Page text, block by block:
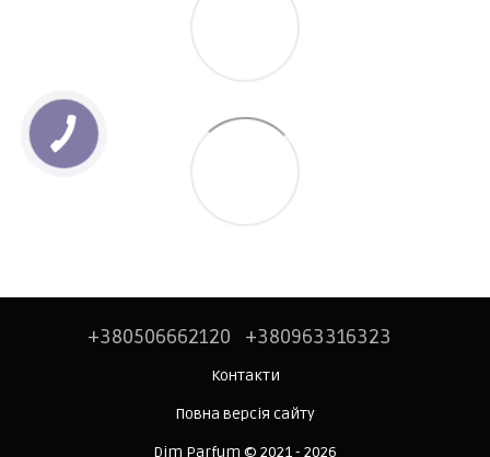
+380506662120 +380963316323
Контакти
Повна версія сайту
Dim Parfum © 2021 - 2026